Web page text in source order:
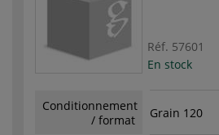
Réf. 57601
En stock
Conditionnement
/ format
Grain 120